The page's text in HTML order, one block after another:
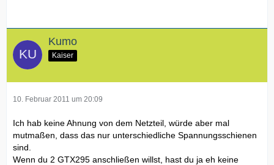
Kumo
Kaiser
10. Februar 2011 um 20:09
Ich hab keine Ahnung von dem Netzteil, würde aber mal
mutmaßen, dass das nur unterschiedliche Spannungsschienen
sind.
Wenn du 2 GTX295 anschließen willst, hast du ja eh keine